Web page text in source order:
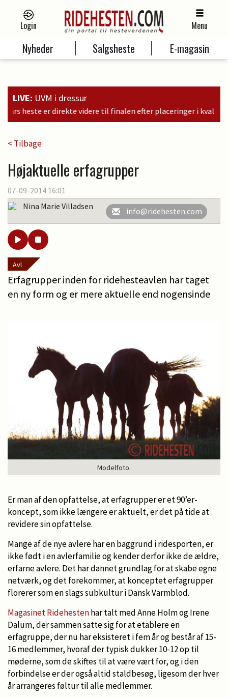
Login Menu
Nyheder Salgsheste E-magasin
LIVE: UVM i dressur
finalen efter placeringer i kvalifikationen som nr. 6, 9 og 11
< Tilbage
Højaktuelle erfagrupper
07-09-2014 16:01
Nina Marie Villadsen
info@ridehesten.com
Avl
Erfagrupper inden for ridehesteavlen har taget
en ny form og er mere aktuelle end nogensinde
Modelfoto.
Er man af den opfattelse, at erfagrupper er et 90’er-
koncept, som ikke længere er aktuelt, er det på tide at
revidere sin opfattelse.
Mange af de nye avlere har en baggrund i ridesporten, er
ikke født i en avlerfamilie og kender derfor ikke de ældre,
erfarne avlere. Det har dannet grundlag for at skabe egne
netværk, og det forekommer, at konceptet erfagrupper
florerer som en slags subkultur i Dansk Varmblod.
Magasinet Ridehestenhar talt med Anne Holm og Irene
Dalum, der sammen satte sig for at etablere en
erfagruppe, der nu har eksisteret i fem år og består af 15-
16 medlemmer, hvoraf der typisk dukker 10-12 op til
møderne, som de skiftes til at være vært for, og i den
forbindelse er der også altid staldbesøg, ligesom der hver
år arrangeres føltur til alle medlemmer.